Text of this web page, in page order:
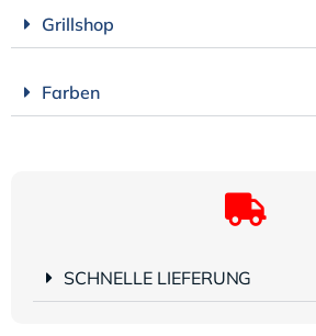
Grillshop
Farben
SCHNELLE LIEFERUNG